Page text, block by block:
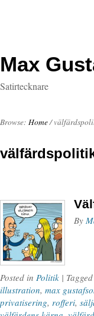
Max
Satirtecknare
Browse: Home/
By
Posted in Politik | Tagged
illustration, max
privatisering, rofferi,